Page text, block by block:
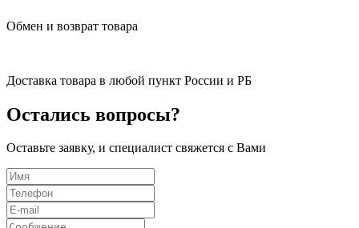
Обмен и возврат товара
Доставка товара в любой пункт России и РБ
Остались вопросы?
Оставьте заявку, и специалист свяжется с Вами